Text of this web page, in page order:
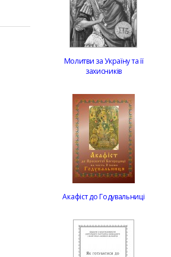
Молитви за Україну та її
захисників
Акафіст до Годувальниці